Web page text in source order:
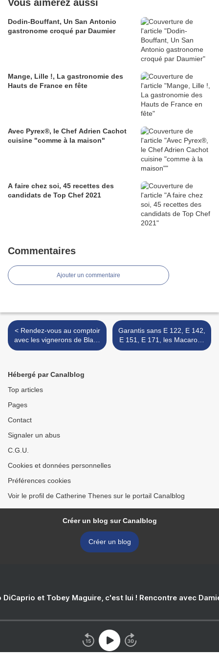
Vous aimerez aussi
Dodin-Bouffant, Un San Antonio
gastronome croqué par Daumier
Mange, Lille !, La gastronomie des
Hauts de France en fête
Avec Pyrex®, le Chef Adrien Cachot
cuisine "comme à la maison"
A faire chez soi, 45 recettes des
candidats de Top Chef 2021
Commentaires
Ajouter un commentaire
< Rendez-vous au comptoir
avec les vignerons de Blaye
Côtes de Bordeaux
Garantis sans E 122, E 142,
E 151, E 171, les Macarons
Nature de Hugo § Victor >
Hébergé par Canalblog
Top articles
Pages
Contact
Signaler un abus
C.G.U.
Cookies et données personnelles
Préférences cookies
Voir le profil de Catherine Thenes sur le portail Canalblog
Créer un blog sur Canalblog
Créer un blog
DiCaprio et Tobey Maguire, c'est lui ! Rencontre avec